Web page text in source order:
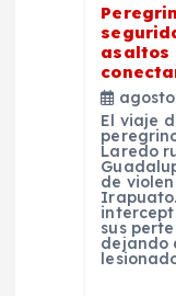
asaltos
agosto
El viaje
Laredo
de
sus
dejando